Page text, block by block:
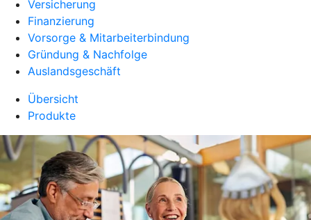
Versicherung
Finanzierung
Vorsorge & Mitarbeiterbindung
Gründung & Nachfolge
Auslandsgeschäft
Übersicht
Produkte